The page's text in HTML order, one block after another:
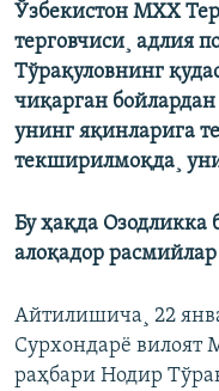
Ўзбекистон МХХ
терговчиси¸ адлия
Тўрақуловнинг
чиқарган
унинг яқинларига
текширилмоқда¸
Бу ҳақда Озодликка
алоқадор
Айтилишича¸ 22
Сурхондарë вилоят
раҳбари Нодир